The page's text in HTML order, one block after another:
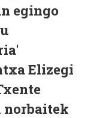
egingo
Elizegi
norbaitek